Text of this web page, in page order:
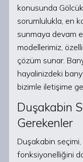
konusunda
sorumlulukla, en
sunmaya devam
modellerimiz,
çözüm sunar.
hayalinizdeki
bizimle iletişime
Duşakabin
Gerekenler
Duşakabin
fonksiyonelliğini